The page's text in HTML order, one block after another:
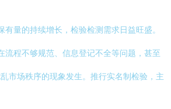
有量的持续增长，检验检测需求日益旺盛。
流程不够规范、信息登记不全等问题，甚至
乱市场秩序的现象发生。推行实名制检验，主